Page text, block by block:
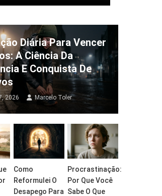
Diária Para Vencer
A Ciência Da
E Conquista De
2026 Marcelo Toler
Como
Reformulei O
Desapego Para
Procrastinação:
Por Que Você
Sabe O Que